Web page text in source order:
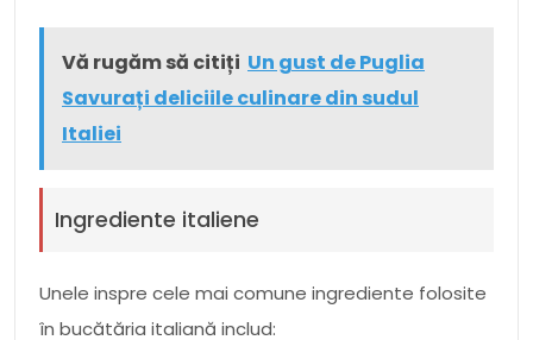
Vă rugăm să citiți Un gust de Puglia
Savurați deliciile culinare din sudul
Italiei
Ingrediente italiene
Unele inspre cele mai comune ingrediente folosite
în bucătăria italiană includ: